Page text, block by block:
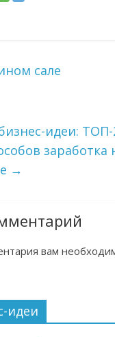
сале
идеи: ТОП-
заработка
→
вам
идеи